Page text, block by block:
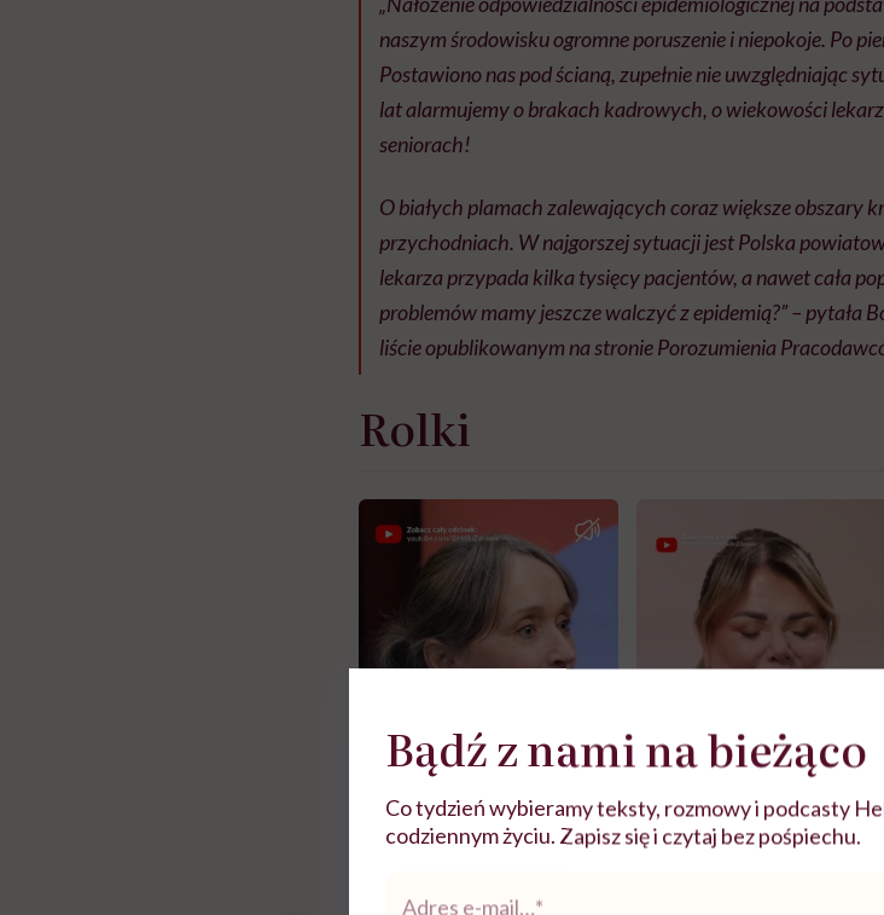
naszym środowisku ogromne poruszenie i niepokoje. Po
Postawiono nas pod ścianą, zupełnie nie uwzględniając
lat alarmujemy o brakach kadrowych, o wiekowości
seniorach!
O białych plamach zalewających coraz większe obszary
przychodniach. W najgorszej sytuacji jest Polska
lekarza przypada kilka tysięcy pacjentów, a nawet cała
problemów mamy jeszcze walczyć z epidemią?” – pytała
liście opublikowanym na stronie Porozumienia
Rolki
Zobacz więcej
Bądź z nami na bieżąco
Co tydzień wybieramy teksty, rozmowy i podcasty
codziennym życiu. Zapisz się i czytaj bez pośpiechu.